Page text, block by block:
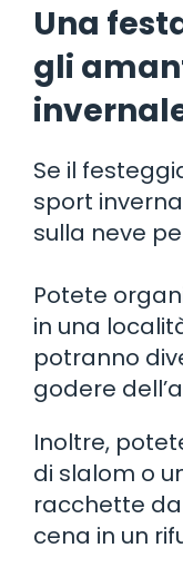
Una
gli
Se il
sport
sulla neve
Potete
in una
potranno
godere
Inoltre,
di slalom o
racchette
cena in un